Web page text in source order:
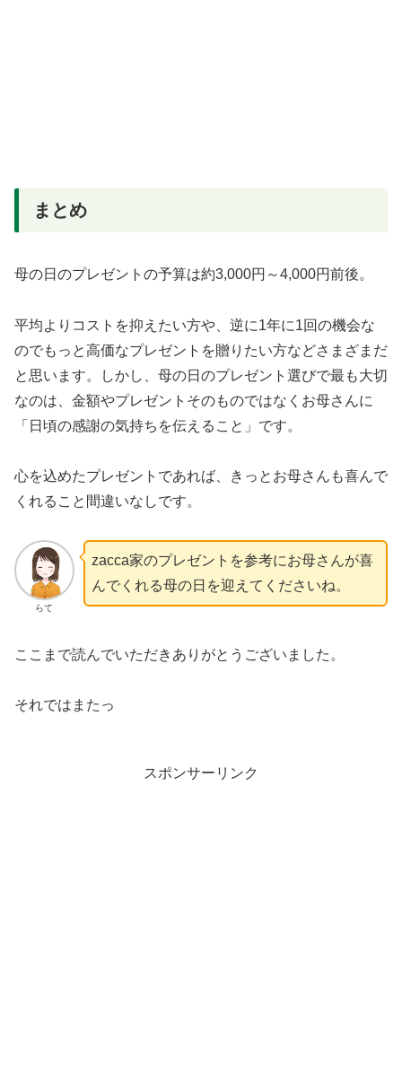
まとめ
母の日のプレゼントの予算は約3,000円～4,000円前後。
平均よりコストを抑えたい方や、逆に1年に1回の機会な
のでもっと高価なプレゼントを贈りたい方などさまざまだ
と思います。しかし、母の日のプレゼント選びで最も大切
なのは、金額やプレゼントそのものではなくお母さんに
「日頃の感謝の気持ちを伝えること」です。
心を込めたプレゼントであれば、きっとお母さんも喜んで
くれること間違いなしです。
らて
zacca家のプレゼントを参考にお母さんが喜
んでくれる母の日を迎えてくださいね。
ここまで読んでいただきありがとうございました。
それではまたっ
スポンサーリンク